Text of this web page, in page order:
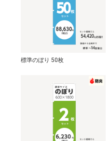
標準のぼり 50枚